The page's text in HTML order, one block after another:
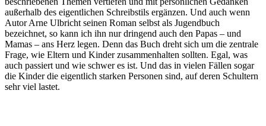
außerhalb des eigentlichen Schreibstils ergänzen. Und auch wenn
Autor Arne Ulbricht seinen Roman selbst als Jugendbuch
bezeichnet, so kann ich ihn nur dringend auch den Papas – und
Mamas – ans Herz legen. Denn das Buch dreht sich um die zentrale
Frage, wie Eltern und Kinder zusammenhalten sollten. Egal, was
auch passiert und wie schwer es ist. Und das in vielen Fällen sogar
die Kinder die eigentlich starken Personen sind, auf deren Schultern
sehr viel lastet.